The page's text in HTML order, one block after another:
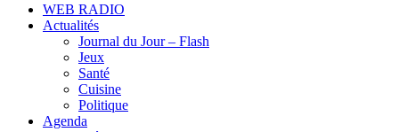
WEB RADIO
Actualités
Journal du Jour – Flash
Jeux
Santé
Cuisine
Politique
Agenda